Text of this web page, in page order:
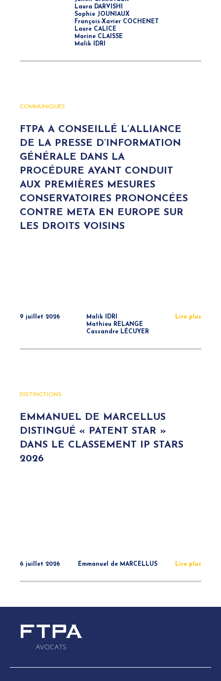
Laura DARVISHI
Sophie JOUNIAUX
François-Xavier COCHENET
Laure CALICE
Marine CLAISSE
Malik IDRI
COMMUNIQUÉS
FTPA A CONSEILLÉ L’ALLIANCE
DE LA PRESSE D’INFORMATION
GÉNÉRALE DANS LA
PROCÉDURE AYANT CONDUIT
AUX PREMIÈRES MESURES
CONSERVATOIRES PRONONCÉES
CONTRE META EN EUROPE SUR
LES DROITS VOISINS
9 juillet 2026
Malik IDRI
Mathieu RELANGE
Cassandre LÉCUYER
Lire plus
DISTINCTIONS
EMMANUEL DE MARCELLUS
DISTINGUÉ « PATENT STAR »
DANS LE CLASSEMENT IP STARS
2026
6 juillet 2026 Emmanuel de MARCELLUS Lire plus